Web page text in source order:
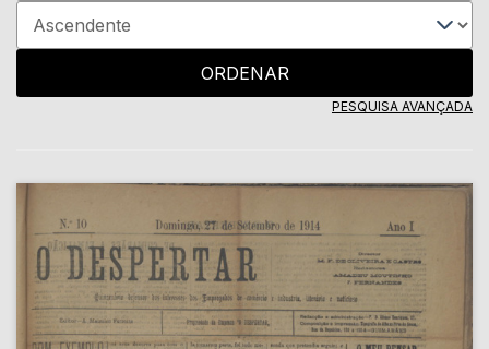
ORDENAR
PESQUISA AVANÇADA